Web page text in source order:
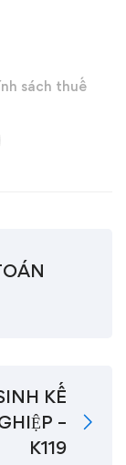
sách thuế
KẾ
–
K119